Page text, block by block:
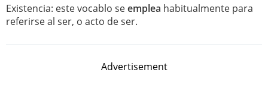
Existencia: este vocablo seemplea habitualmente para
referirse al ser, o acto de ser.
Advertisement